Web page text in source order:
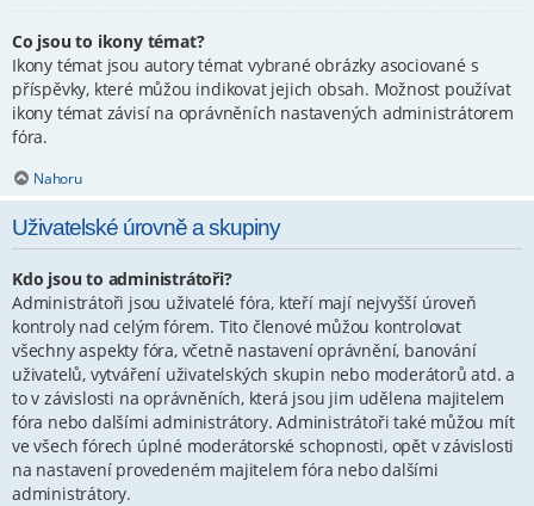
Co jsou to ikony témat?
Ikony témat jsou autory témat vybrané obrázky asociované s
příspěvky, které můžou indikovat jejich obsah. Možnost používat
ikony témat závisí na oprávněních nastavených administrátorem
fóra.
Nahoru
Uživatelské úrovně a skupiny
Kdo jsou to administrátoři?
Administrátoři jsou uživatelé fóra, kteří mají nejvyšší úroveň
kontroly nad celým fórem. Tito členové můžou kontrolovat
všechny aspekty fóra, včetně nastavení oprávnění, banování
uživatelů, vytváření uživatelských skupin nebo moderátorů atd. a
to v závislosti na oprávněních, která jsou jim udělena majitelem
fóra nebo dalšími administrátory. Administrátoři také můžou mít
ve všech fórech úplné moderátorské schopnosti, opět v závislosti
na nastavení provedeném majitelem fóra nebo dalšími
administrátory.